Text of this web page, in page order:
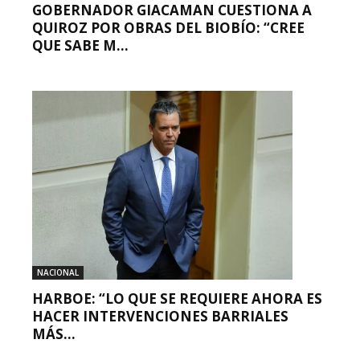
GOBERNADOR GIACAMAN CUESTIONA A
QUIROZ POR OBRAS DEL BIOBÍO: “CREE
QUE SABE M...
NACIONAL
HARBOE: “LO QUE SE REQUIERE AHORA ES
HACER INTERVENCIONES BARRIALES
MÁS...